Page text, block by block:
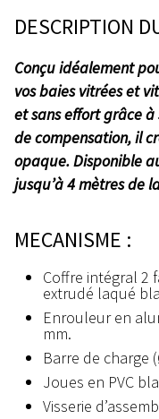
DESCRIPTION
Conçu idéalement
vos baies vitrées et
et sans effort grâce
de compensation, il
opaque. Disponible
jusqu’à 4 mètres de
MECANISME :
Coffre intégral 2
extrudé laqué
Enrouleur en
mm.
Barre de charge
Joues en PVC
Visserie